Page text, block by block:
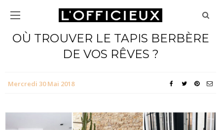
OÙ TROUVER LE TAPIS BERBÈRE
DE VOS RÊVES ?
Mercredi 30 Mai 2018